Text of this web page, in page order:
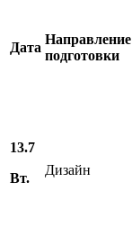
Дата
Направление
подготовки
13.7
Вт.
Дизайн